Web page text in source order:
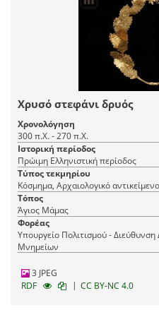
Χρυσό στεφάνι δρυός
Χρονολόγηση
300 π.Χ. - 270 π.Χ.
Ιστορική περίοδος
Πρώιμη Ελληνιστική περίοδος
Τύπος τεκμηρίου
Κόσμημα, Αρχαιολογικό αντικείμενο
Τόπος
Άγιος Μάμας
Φορέας
Υπουργείο Πολιτισμού - Διεύθυνση
Μνημείων
3 JPEG
RDF
| CC BY-NC 4.0